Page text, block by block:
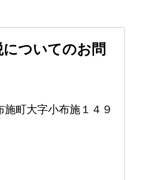
ついてのお問
町大字小布施１４９